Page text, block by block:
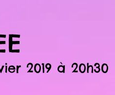
2019 à 20h30